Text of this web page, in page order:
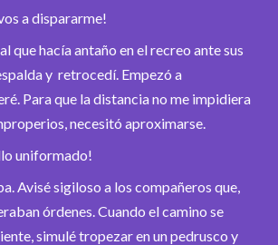
a dispararme!
que hacía antaño en el recreo ante sus
y retrocedí. Empezó a
Para que la distancia no me impidiera
necesitó aproximarse.
uniformado!
Avisé sigiloso a los compañeros que,
órdenes. Cuando el camino se
simulé tropezar en un pedrusco y